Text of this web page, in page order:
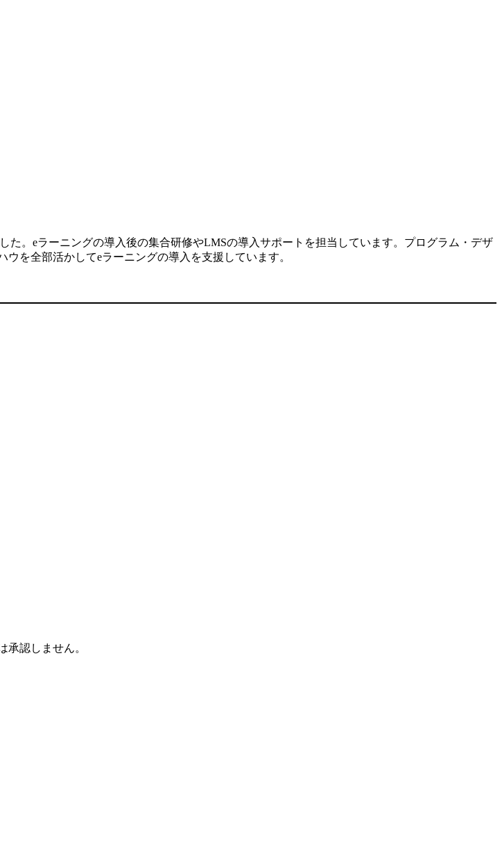
。eラーニングの導入後の集合研修やLMSの導入サポートを担当しています。プログラム・デザ
を全部活かしてeラーニングの導入を支援しています。
認しません。